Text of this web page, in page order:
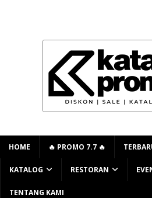
HOME 🔥 PROMO 7.7 🔥
KATALOG RESTORAN
TENTANG KAMI